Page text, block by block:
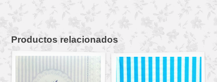
Productos relacionados